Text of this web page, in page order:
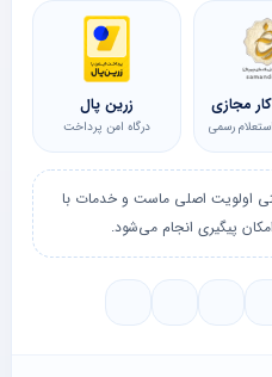
مجازی
رسمی
زرین پال
درگاه امن پرداخت
اولویت اصلی ماست و خدمات با
پیگیری انجام می‌شود.